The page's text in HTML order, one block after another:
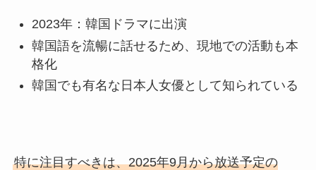
2023年：韓国ドラマに出演
韓国語を流暢に話せるため、現地での活動も本
格化
韓国でも有名な日本人女優として知られている
特に注目すべきは、2025年9月から放送予定の